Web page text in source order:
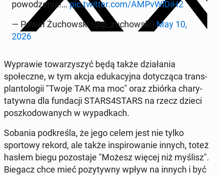
powodzenia!…pic.twitter.com/AM­PvWlDiH2
— Paweł Żu­chows­ki (@p_zu­chows­ki) May 10,
2026
Wypraw­ie to­warzyszyć będą także dzi­ała­nia
społeczne, w tym akcja eduka­cyj­na doty­czą­ca trans­
plan­tologii "Twoje TAK ma moc" oraz zbiórka chary­
taty­w­na dla fun­dacji STARS4STARS na rzecz dzieci
poszkodowanych w wypad­kach.
Sobania pod­kreśla, że jego celem jest nie tylko
sportowy rekord, ale także in­spirowanie innych, toteż
hasłem biegu po­zosta­je "Możesz więcej niż myślisz".
Biegacz chce mieć pozy­ty­wny wpływ na innych i być